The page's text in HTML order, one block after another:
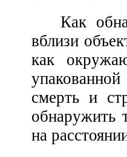
Как
вблизи
как
смерть и
обнаружить
на